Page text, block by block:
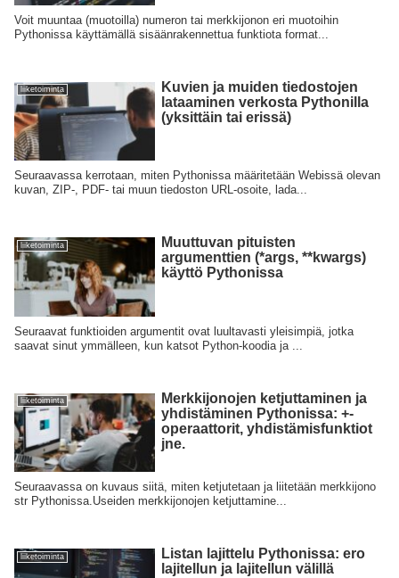
Voit muuntaa (muotoilla) numeron tai merkkijonon eri muotoihin
Pythonissa käyttämällä sisäänrakennettua funktiota format...
liiketoiminta
Kuvien ja muiden tiedostojen
lataaminen verkosta Pythonilla
(yksittäin tai erissä)
Seuraavassa kerrotaan, miten Pythonissa määritetään Webissä olevan
kuvan, ZIP-, PDF- tai muun tiedoston URL-osoite, lada...
liiketoiminta
Muuttuvan pituisten
argumenttien (*args, **kwargs)
käyttö Pythonissa
Seuraavat funktioiden argumentit ovat luultavasti yleisimpiä, jotka
saavat sinut ymmälleen, kun katsot Python-koodia ja ...
liiketoiminta
Merkkijonojen ketjuttaminen ja
yhdistäminen Pythonissa: +-
operaattorit, yhdistämisfunktiot
jne.
Seuraavassa on kuvaus siitä, miten ketjutetaan ja liitetään merkkijono
str Pythonissa.Useiden merkkijonojen ketjuttamine...
liiketoiminta
Listan lajittelu Pythonissa: ero
lajitellun ja lajitellun välillä